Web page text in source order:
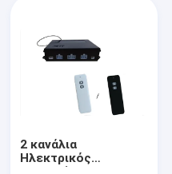
2 κανάλια
Ηλεκτρικός